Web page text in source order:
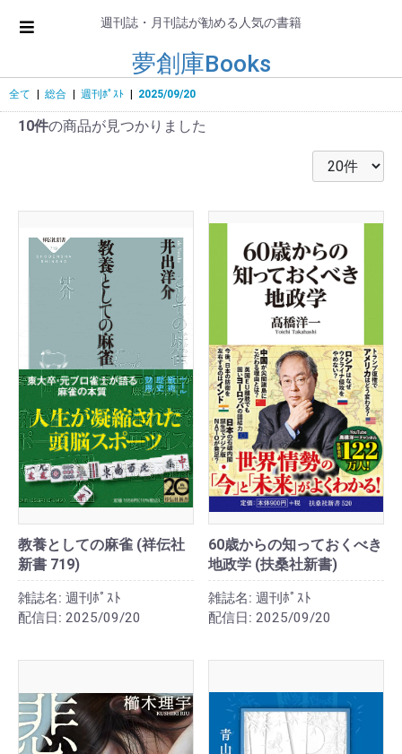
週刊誌・月刊誌が勧める人気の書籍
夢創庫Books
全て 総合 週刊ﾎﾟｽﾄ 2025/09/20
10件の商品が見つかりました
教養としての麻雀 (祥伝社
新書 719)
雑誌名: 週刊ﾎﾟｽﾄ
配信日: 2025/09/20
60歳からの知っておくべき
地政学 (扶桑社新書)
雑誌名: 週刊ﾎﾟｽﾄ
配信日: 2025/09/20